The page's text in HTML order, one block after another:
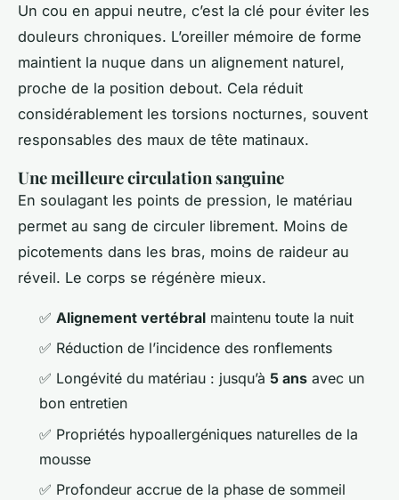
Un cou en appui neutre, c’est la clé pour éviter les
douleurs chroniques. L’oreiller mémoire de forme
maintient la nuque dans un alignement naturel,
proche de la position debout. Cela réduit
considérablement les torsions nocturnes, souvent
responsables des maux de tête matinaux.
Une meilleure circulation sanguine
En soulagant les points de pression, le matériau
permet au sang de circuler librement. Moins de
picotements dans les bras, moins de raideur au
réveil. Le corps se régénère mieux.
✅ Alignement vertébral maintenu toute la nuit
✅ Réduction de l’incidence des ronflements
✅ Longévité du matériau : jusqu’à 5 ans avec un
bon entretien
✅ Propriétés hypoallergéniques naturelles de la
mousse
✅ Profondeur accrue de la phase de sommeil